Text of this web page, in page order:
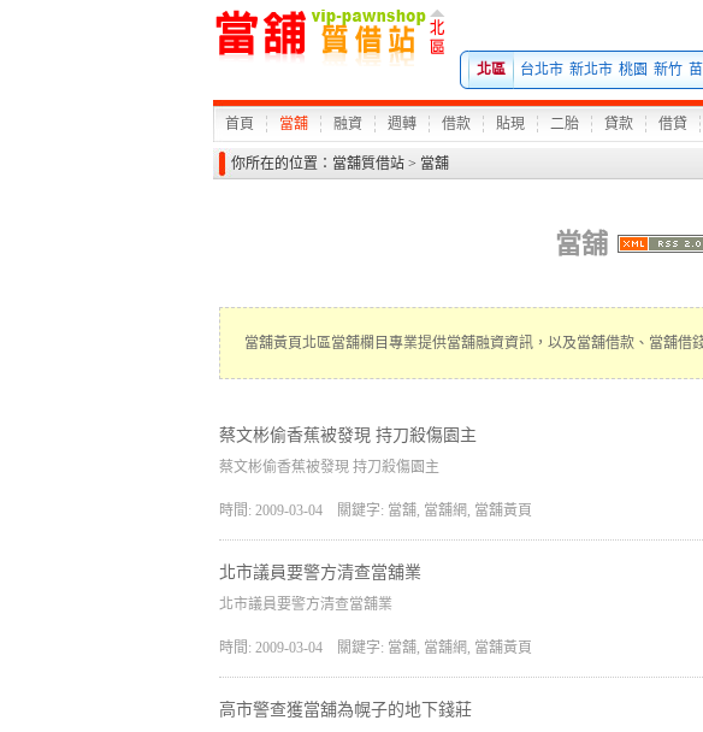
北區 台北市 新北市 桃園 新竹
首頁 當舖 融資 週轉 借款 貼現 二胎 貸款 借貸
你所在的位置： 當舖質借站 > 當舖
當舖
當舖黃頁北區當舖欄目專業提供當舖融資資訊，以及當舖借款、當舖借
蔡文彬偷香蕉被發現 持刀殺傷園主
蔡文彬偷香蕉被發現 持刀殺傷園主
時間: 2009-03-04 關鍵字: 當舖, 當舖網, 當舖黃頁
北市議員要警方清查當舖業
北市議員要警方清查當舖業
時間: 2009-03-04 關鍵字: 當舖, 當舖網, 當舖黃頁
高市警查獲當舖為幌子的地下錢莊